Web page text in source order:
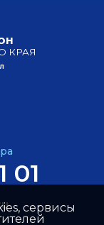
КРАЯ
01
сервисы